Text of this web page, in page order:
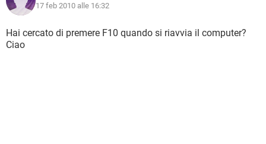
17 feb 2010 alle 16:32
Hai cercato di premere F10 quando si riavvia il computer?
Ciao